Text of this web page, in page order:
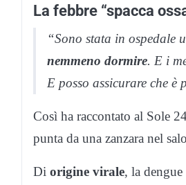
La febbre “spacca
“Sono stata in ospedale
nemmeno dormire. E i
E posso assicurare che è
Così ha raccontato al Sole
punta da una zanzara nel
Di origine virale, la